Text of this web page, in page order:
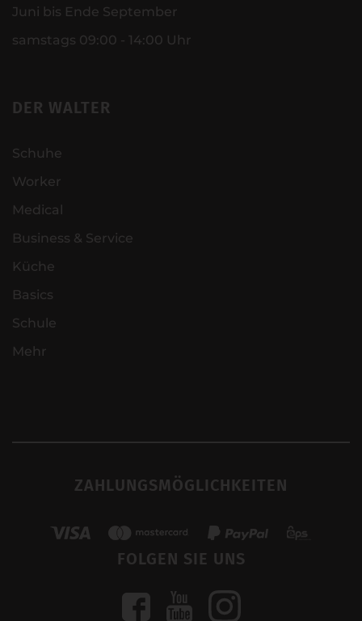
Juni bis Ende September
samstags 09:00 - 14:00 Uhr
DER WALTER
Schuhe
Worker
Medical
Business & Service
Küche
Basics
Schule
Mehr
ZAHLUNGSMÖGLICHKEITEN
FOLGEN SIE UNS